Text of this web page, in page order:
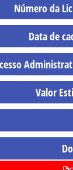
Número da
Data de
Valor